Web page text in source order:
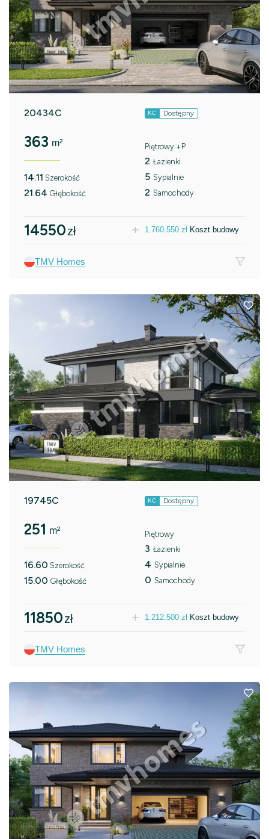
20434C KC Dostępny
363 m²
14.11 Szerokość
21.64 Głębokość
Piętrowy +P
2 Łazienki
5 Sypialnie
2 Samochody
14550zł 1.760.550 zł Koszt budowy
TMV Homes
19745C KC Dostępny
251 m²
16.60 Szerokość
15.00 Głębokość
Piętrowy
3 Łazienki
4 Sypialnie
0 Samochody
11850zł 1.212.500 zł Koszt budowy
TMV Homes